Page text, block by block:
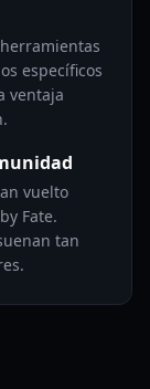
específicos
ventaja
vuelto
Fate.
tan